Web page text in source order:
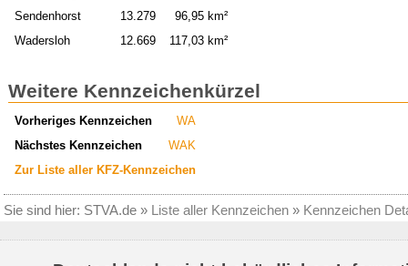
Sendenhorst
13.279
96,95 km²
Wadersloh
12.669 117,03 km²
Weitere Kennzeichenkürzel
Vorheriges Kennzeichen
WA
Nächstes Kennzeichen
WAK
Zur Liste aller KFZ-Kennzeichen
Sie sind hier: STVA.de » Liste aller Kennzeichen » Kennzeichen